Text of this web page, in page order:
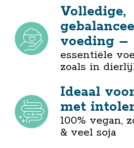
Volledige,
voeding –
essentiële
zoals in
Ideaal
met
100% vegan,
& veel soja